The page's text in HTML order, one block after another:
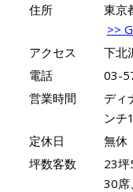
住所
東京
>>
アクセス
下北
電話
03-
営業時間
ディ
ンチ
定休日
無休
坪数客数
23坪
30席